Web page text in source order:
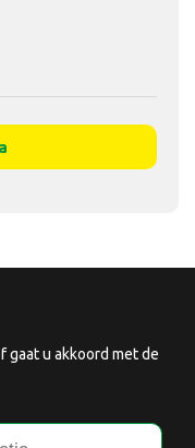
gaat u akkoord met de